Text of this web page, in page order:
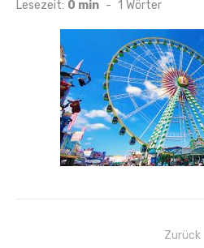
Lesezeit: 0 min - 1 Wörter
Beitragsnavigation
Zurück